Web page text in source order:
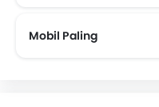
Mobil Paling